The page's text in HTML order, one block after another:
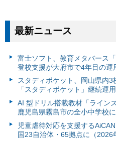
最新ニュース
富⼠ソフト、教育メタバース
登校支援が大府市で4年目の運
スタディポケット、岡山県内3
「スタディポケット」継続運
AI 型ドリル搭載教材「ライン
鹿児島県霧島市の全小中学校
児童虐待対応を支援する
国23自治体・65拠点に（2026